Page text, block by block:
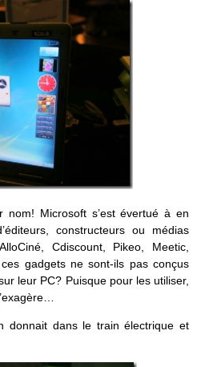
nom! Microsoft s’est évertué à en
constructeurs ou médias
Cdiscount, Pikeo, Meetic,
gadgets ne sont-ils pas conçus
leur PC? Puisque pour les utiliser,
donnait dans le train électrique et